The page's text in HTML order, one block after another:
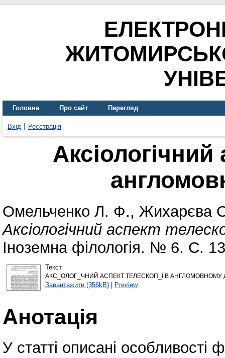
Головна Про сайт Перегляд
Вхід Реєстрація
Аксіологічний
Омельченко Л. Ф., Жихарєва
Аксіологічний аспект
Іноземна філологія. № 6. С.
Текст
АКС_ОЛОГ_ЧНИЙ АСПЕКТ ТЕЛЕСКОП_Ї В АНГЛОМОВНОМУ
Завантажити (356kB)| Preview
Анотація
У статті описані особливості